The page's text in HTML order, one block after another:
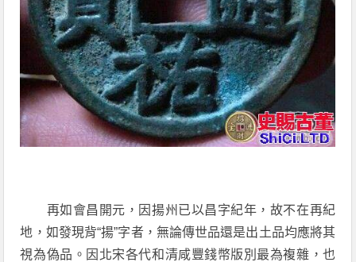
再如會昌開元，因揚州已以昌字紀年，故不在再紀
地，如發現背“揚”字者，無論傳世品還是出土品均應將其
視為偽品。因北宋各代和清咸豐錢幣版別最為複雜，也